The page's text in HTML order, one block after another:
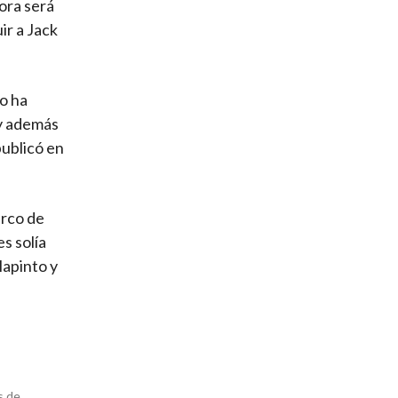
será
a Jack
ha
en
de
solía
y